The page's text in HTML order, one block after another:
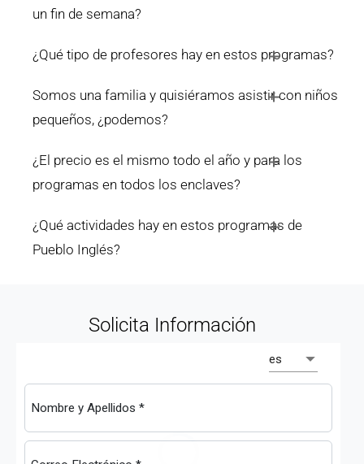
un fin de semana?
¿Qué tipo de profesores hay en estos programas?
Somos una familia y quisiéramos asistir con niños
pequeños, ¿podemos?
¿El precio es el mismo todo el año y para los
programas en todos los enclaves?
¿Qué actividades hay en estos programas de
Pueblo Inglés?
Solicita Información